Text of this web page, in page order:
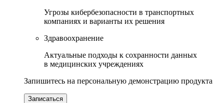
Угрозы кибербезопасности в транспортных
компаниях и варианты их решения
Здравоохранение
Актуальные подходы к сохранности данных
в медицинских учреждениях
Запишитесь на персональную демонстрацию продукта
Записаться